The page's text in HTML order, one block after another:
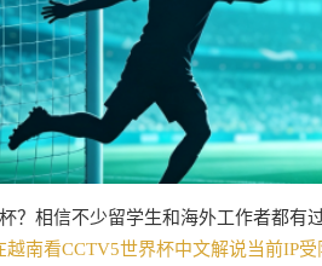
？相信不少留学生和海外工作者都
越南看CCTV5世界杯中文解说当前IP受